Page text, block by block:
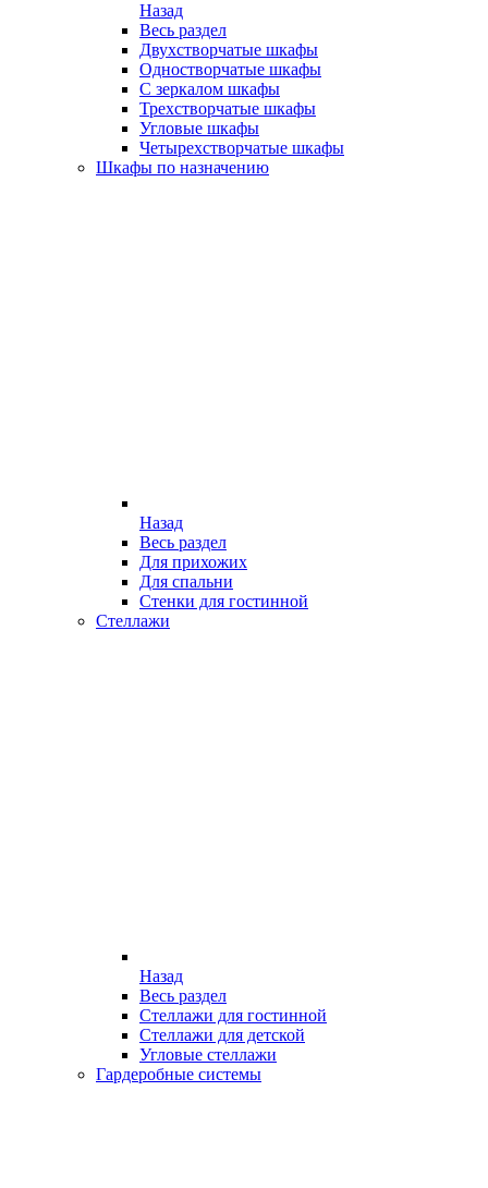
Назад
Весь раздел
Двухстворчатые шкафы
Одностворчатые шкафы
С зеркалом шкафы
Трехстворчатые шкафы
Угловые шкафы
Четырехстворчатые шкафы
Шкафы по назначению
Назад
Весь раздел
Для прихожих
Для спальни
Стенки для гостинной
Стеллажи
Назад
Весь раздел
Стеллажи для гостинной
Стеллажи для детской
Угловые стеллажи
Гардеробные системы